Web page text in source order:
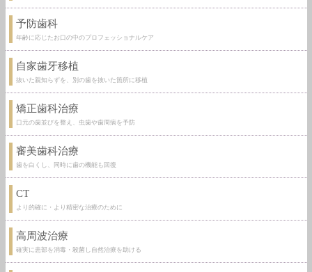
予防歯科
年齢に応じたお口の中のプロフェッショナルケア
自家歯牙移植
抜いた親知らずを、別の歯を抜いた箇所に移植
矯正歯科治療
口元の歯並びを整え、虫歯や歯周病を予防
審美歯科治療
歯を白くし、同時に歯の機能も回復
CT
より的確に・より精密な治療のために
高周波治療
確実に患部を消毒・殺菌し自然治療を助ける